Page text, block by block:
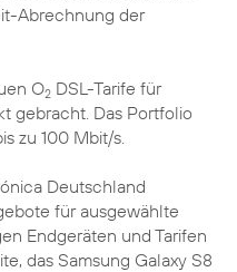
Abrechnung der
O2 DSL-Tarife für
gebracht. Das Portfolio
zu 100 Mbit/s.
Deutschland
für ausgewählte
Endgeräten und Tarifen
das Samsung Galaxy S8